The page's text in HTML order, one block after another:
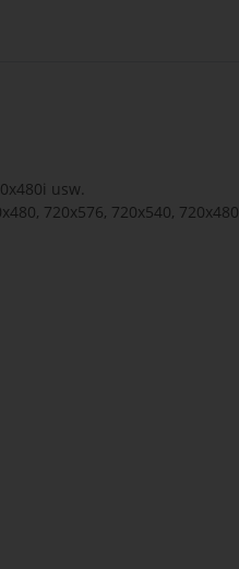
usw.
720x576, 720x540,